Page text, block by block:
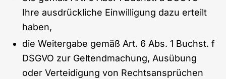
Ihre ausdrückliche Einwilligung dazu erteilt
haben,
die Weitergabe gemäß Art. 6 Abs. 1 Buchst. f
DSGVO zur Geltendmachung, Ausübung
oder Verteidigung von Rechtsansprüchen